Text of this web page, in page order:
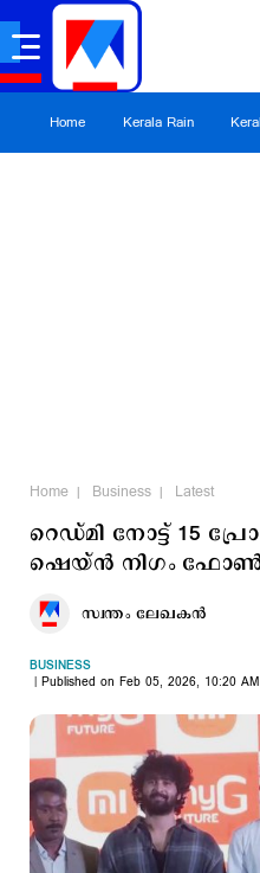
Home Kerala Rain
Home Business Latest
റെ‍ഡ്മി നോട്ട് 15
ഷെയ്ന്‍ നിഗം ഫോൺ
സ്വന്തം ലേഖകൻ
BUSINESS
Published on Feb 05, 2026, 10:20